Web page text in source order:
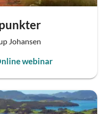
Johansen
webinar